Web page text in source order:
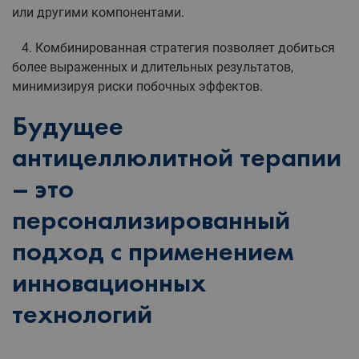
или другими компонентами.
4. Комбинированная стратегия позволяет добиться
более выраженных и длительных результатов,
минимизируя риски побочных эффектов.
Будущее
антицеллюлитной терапии
– это
персонализированный
подход с применением
инновационных
технологий